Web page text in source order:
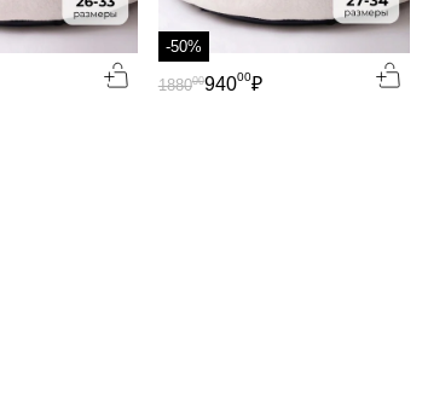
-50%
94000₽
188000